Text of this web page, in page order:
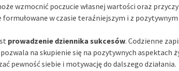
wzmocnić poczucie własnej wartości oraz
formułowane w czasie teraźniejszym i z
prowadzenie dziennika sukcesów. Codzienne
na skupienie się na pozytywnych aspektach
pewność siebie i motywację do dalszego działania.